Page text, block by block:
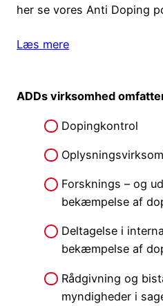
her se vores Anti Doping
Læs mere
ADDs virksomhed
Dopingkontrol
Forsknings – og
bekæmpelse af
Deltagelse i
bekæmpelse af
Rådgivning og
myndigheder i